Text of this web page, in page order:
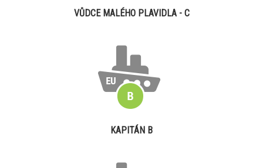
VŮDCE MALÉHO PLAVIDLA - C
KAPITÁN B